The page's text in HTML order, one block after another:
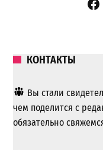
КОНТАКТЫ
Вы стали
чем поделится с
обязательно